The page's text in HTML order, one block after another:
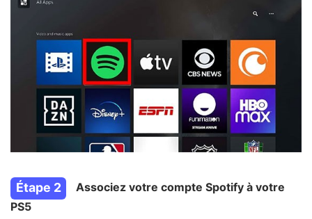
Étape 2
Associez votre compte Spotify à votre
PS5